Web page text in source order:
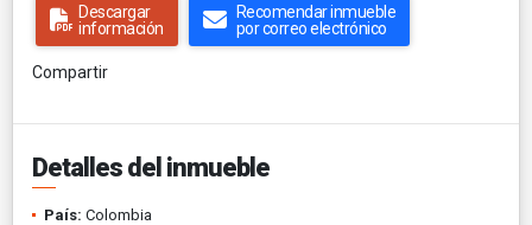
Descargar
información
Recomendar inmueble
por correo electrónico
Compartir
Detalles del inmueble
País: Colombia